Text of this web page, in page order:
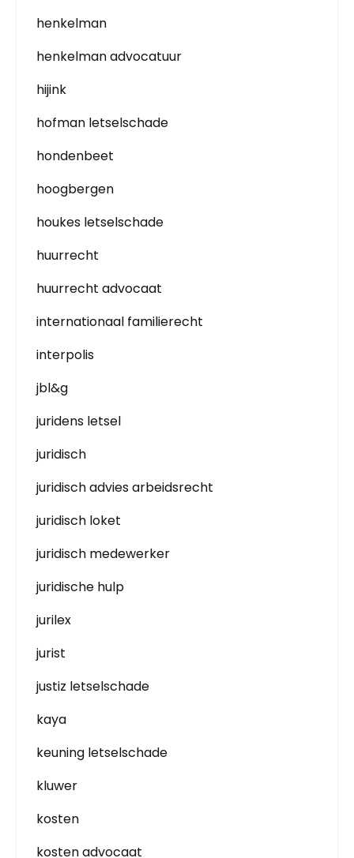
henkelman
henkelman advocatuur
hijink
hofman letselschade
hondenbeet
hoogbergen
houkes letselschade
huurrecht
huurrecht advocaat
internationaal familierecht
interpolis
jbl&g
juridens letsel
juridisch
juridisch advies arbeidsrecht
juridisch loket
juridisch medewerker
juridische hulp
jurilex
jurist
justiz letselschade
kaya
keuning letselschade
kluwer
kosten
kosten advocaat